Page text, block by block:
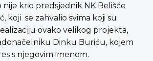
nije krio predsjednik NK Belišće
koji se zahvalio svima koji su
ovako velikog projekta,
Dinku Buriću, kojem
s njegovim imenom.